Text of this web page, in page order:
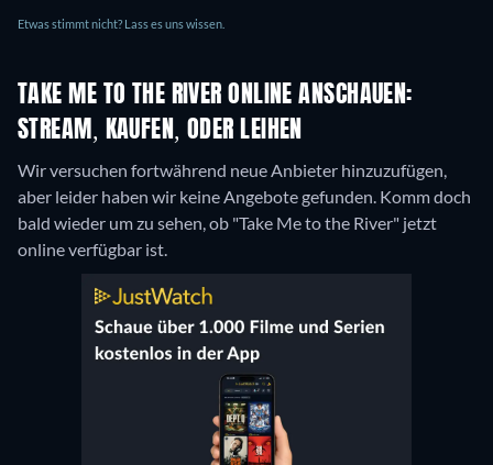
Etwas stimmt nicht? Lass es uns wissen.
TAKE ME TO THE RIVER ONLINE ANSCHAUEN:
STREAM, KAUFEN, ODER LEIHEN
Wir versuchen fortwährend neue Anbieter hinzuzufügen,
aber leider haben wir keine Angebote gefunden. Komm doch
bald wieder um zu sehen, ob "Take Me to the River" jetzt
online verfügbar ist.